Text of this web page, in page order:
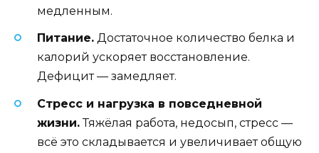
медленным.
Питание. Достаточное количество белка и
калорий ускоряет восстановление.
Дефицит — замедляет.
Стресс и нагрузка в повседневной
жизни.Тяжёлая работа, недосып, стресс —
всё это складывается и увеличивает общую